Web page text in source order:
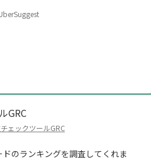
ェックツールGRC
のランキングを調査してくれま